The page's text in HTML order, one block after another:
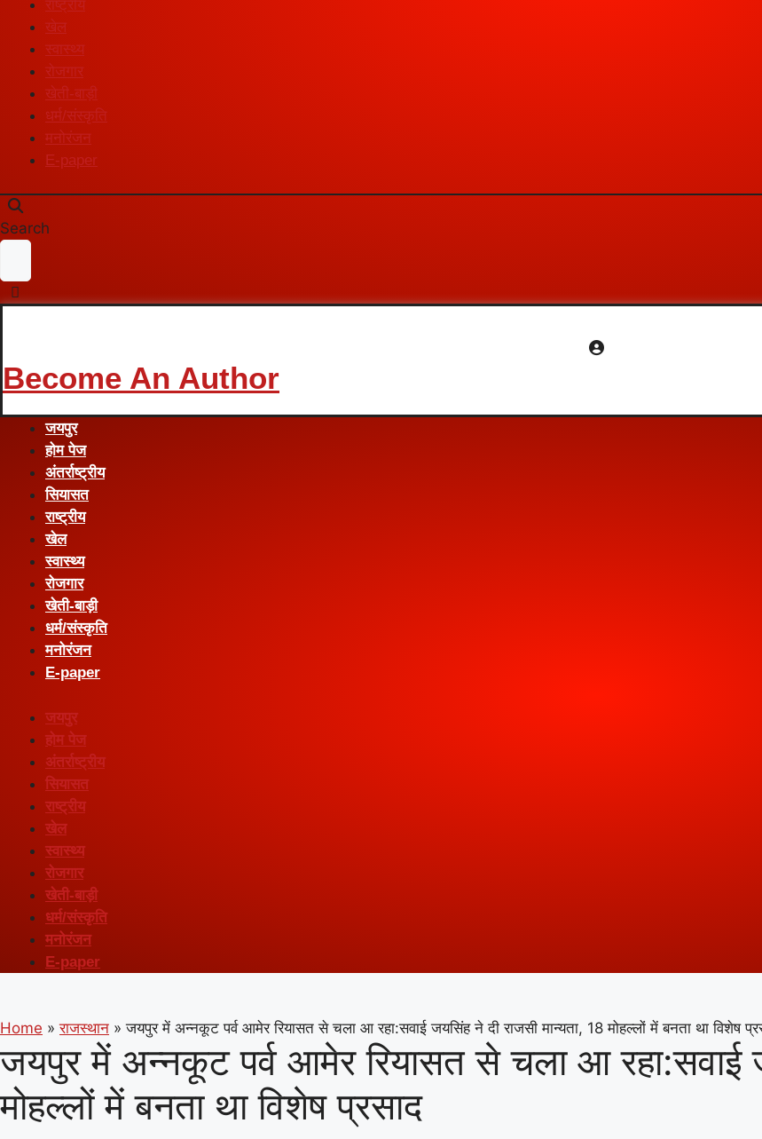
राष्ट्रीय
खेल
स्वास्थ्य
रोजगार
खेती-बाड़ी
धर्म/संस्कृति
मनोरंजन
E-paper
Search
Become An Author
जयपुर
होम पेज
अंतर्राष्ट्रीय
सियासत
राष्ट्रीय
खेल
स्वास्थ्य
रोजगार
खेती-बाड़ी
धर्म/संस्कृति
मनोरंजन
E-paper
जयपुर
होम पेज
अंतर्राष्ट्रीय
सियासत
राष्ट्रीय
खेल
स्वास्थ्य
रोजगार
खेती-बाड़ी
धर्म/संस्कृति
मनोरंजन
E-paper
Home » राजस्थान » जयपुर में अन्नकूट पर्व आमेर रियासत से चला आ रहा:सवाई जयसिंह ने दी राजसी मान्यता, 18 मोहल्लों में बनता था विशेष
जयपुर में अन्नकूट पर्व आमेर रियासत से चला आ रहा:सवाई
मोहल्लों में बनता था विशेष प्रसाद